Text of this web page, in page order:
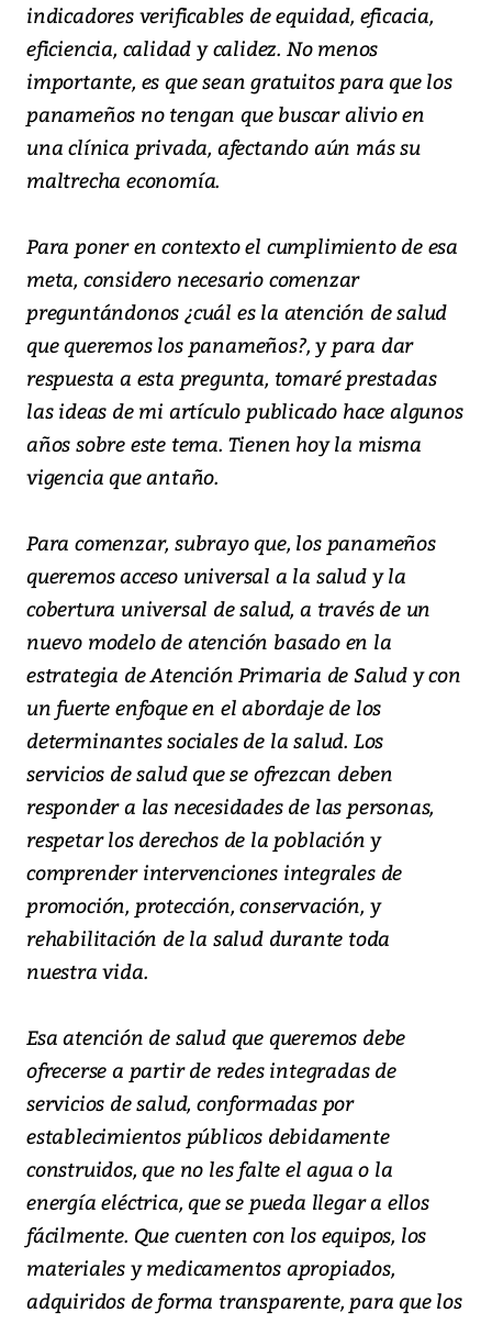
indicadores verificables de equidad, eficacia,
eficiencia, calidad y calidez. No menos
importante, es que sean gratuitos para que los
panameños no tengan que buscar alivio en
una clínica privada, afectando aún más su
maltrecha economía.
Para poner en contexto el cumplimiento de esa
meta, considero necesario comenzar
preguntándonos ¿cuál es la atención de salud
que queremos los panameños?, y para dar
respuesta a esta pregunta, tomaré prestadas
las ideas de mi artículo publicado hace algunos
años sobre este tema. Tienen hoy la misma
vigencia que antaño.
Para comenzar, subrayo que, los panameños
queremos acceso universal a la salud y la
cobertura universal de salud, a través de un
nuevo modelo de atención basado en la
estrategia de Atención Primaria de Salud y con
un fuerte enfoque en el abordaje de los
determinantes sociales de la salud. Los
servicios de salud que se ofrezcan deben
responder a las necesidades de las personas,
respetar los derechos de la población y
comprender intervenciones integrales de
promoción, protección, conservación, y
rehabilitación de la salud durante toda
nuestra vida.
Esa atención de salud que queremos debe
ofrecerse a partir de redes integradas de
servicios de salud, conformadas por
establecimientos públicos debidamente
construidos, que no les falte el agua o la
energía eléctrica, que se pueda llegar a ellos
fácilmente. Que cuenten con los equipos, los
materiales y medicamentos apropiados,
adquiridos de forma transparente, para que los